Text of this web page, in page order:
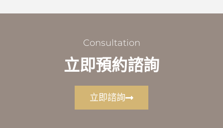
Consultation
立即預約諮詢
立即諮詢